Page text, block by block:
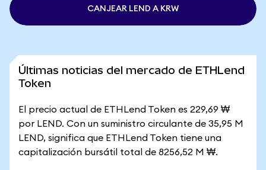
CANJEAR LEND A KRW
Últimas noticias del mercado de ETHLend
Token
El precio actual de ETHLend Token es 229,69 ₩
por LEND. Con un suministro circulante de 35,95 M
LEND, significa que ETHLend Token tiene una
capitalización bursátil total de 8256,52 M ₩.